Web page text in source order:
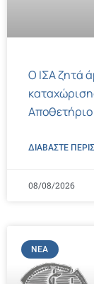
Ο ΙΣΑ ζητά
ΔΙΑΒΑΣΤΕ
08/08/2026
ΝΈΑ